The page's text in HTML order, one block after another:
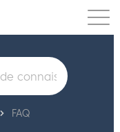
Tarification
FAQ